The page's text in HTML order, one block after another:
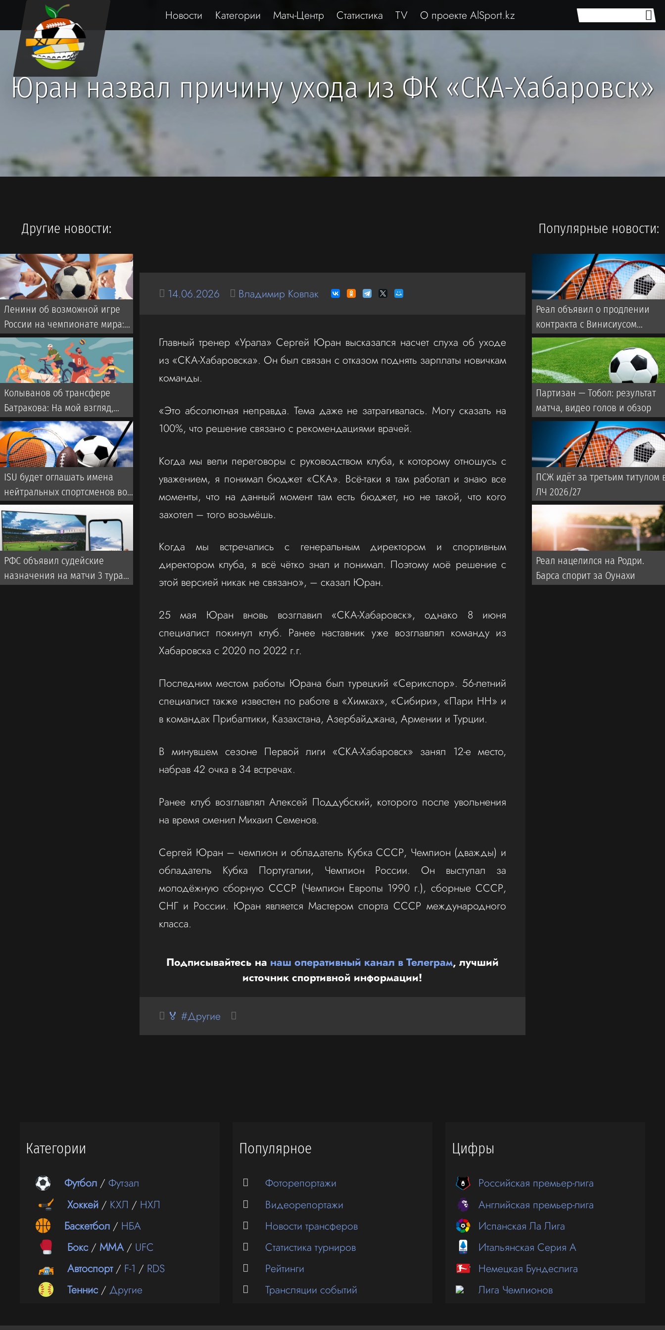
Новости Категории Матч-Центр Статистика TV О проекте AlSport.kz
Юран назвал причину ухода из ФК «СКА-Хабаровск»
14.06.2026 Владимир Ковпак
Главный тренер «Урала» Сергей Юран высказался насчет слуха об уходе
из «СКА-Хабаровска». Он был связан с отказом поднять зарплаты новичкам
команды.
«Это абсолютная неправда. Тема даже не затрагивалась. Могу сказать на
100%, что решение связано с рекомендациями врачей.
Когда мы вели переговоры с руководством клуба, к которому отношусь с
уважением, я понимал бюджет «СКА». Всё-таки я там работал и знаю все
моменты, что на данный момент там есть бюджет, но не такой, что кого
захотел – того возьмёшь.
Когда мы встречались с генеральным директором и спортивным
директором клуба, я всё чётко знал и понимал. Поэтому моё решение с
этой версией никак не связано», – сказал Юран.
25 мая Юран вновь возглавил «СКА-Хабаровск», однако 8 июня
специалист покинул клуб. Ранее наставник уже возглавлял команду из
Хабаровска с 2020 по 2022 г.г.
Последним местом работы Юрана был турецкий «Серикспор». 56-летний
специалист также известен по работе в «Химках», «Сибири», «Пари НН» и
в командах Прибалтики, Казахстана, Азербайджана, Армении и Турции.
В минувшем сезоне Первой лиги «СКА-Хабаровск» занял 12-е место,
набрав 42 очка в 34 встречах.
Ранее клуб возглавлял Алексей Поддубский, которого после увольнения
на время сменил Михаил Семенов.
Сергей Юран – чемпион и обладатель Кубка СССР, Чемпион (дважды) и
обладатель Кубка Португалии, Чемпион России. Он выступал за
молодёжную сборную СССР (Чемпион Европы 1990 г.), сборные СССР,
СНГ и России. Юран является Мастером спорта СССР международного
класса.
Подписывайтесь на наш оперативный канал в Телеграм, лучший
источник спортивной информации!
🏅 #Другие
Другие новости:
Ленини об возможной игре
России на чемпионате мира:
Они однозначно прошли бы
далеко
Колыванов об трансфере
Батракова: На мой взгляд,
Батраков заслужил лучшего,
чем чемпионат Турции
ISU будет оглашать имена
нейтральных спортсменов во
время турниров
РФС объявил судейские
назначения на матчи 3 тура
Популярные новости:
Реал объявил о продлении
контракта с Винисиусом
(ВИДЕО)
Партизан — Тобол: результат
матча, видео голов и обзор
ПСЖ идёт за третьим титулом
ЛЧ 2026/27
Реал нацелился на Родри.
Барса спорит за Оунахи
Категории
Футбол /Футзал
Хоккей / КХЛ / НХЛ
Баскетбол / НБА
Бокс / ММА/ UFC
Автоспорт/ F-1 / RDS
Теннис /Другие
Популярное
Фоторепортажи
Видеорепортажи
Новости трансферов
Статистика турниров
Рейтинги
Трансляции событий
Цифры
Российская премьер-лига
Английская премьер-лига
Испанская Ла Лига
Итальянская Серия А
Немецкая Бундеслига
Лига Чемпионов